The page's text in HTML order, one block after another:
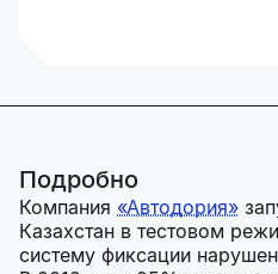
Подробно
Компания «Автодория»
Казахстан в тестовом
систему фиксации